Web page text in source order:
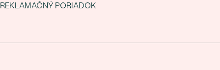
REKLAMAČNÝ PORIADOK